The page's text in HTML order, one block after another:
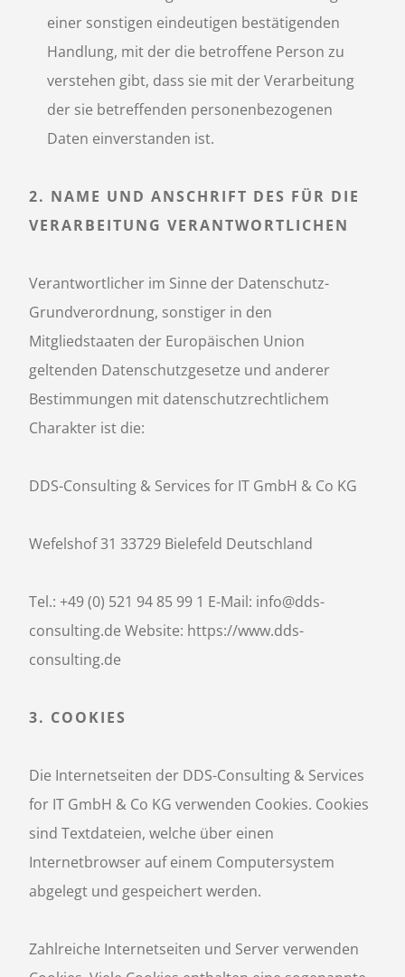
einer sonstigen eindeutigen bestätigenden
Handlung, mit der die betroffene Person zu
verstehen gibt, dass sie mit der Verarbeitung
der sie betreffenden personenbezogenen
Daten einverstanden ist.
2. NAME UND ANSCHRIFT DES FÜR DIE
VERARBEITUNG VERANTWORTLICHEN
Verantwortlicher im Sinne der Datenschutz-
Grundverordnung, sonstiger in den
Mitgliedstaaten der Europäischen Union
geltenden Datenschutzgesetze und anderer
Bestimmungen mit datenschutzrechtlichem
Charakter ist die:
DDS-Consulting & Services for IT GmbH & Co KG
Wefelshof 31 33729 Bielefeld Deutschland
Tel.: +49 (0) 521 94 85 99 1 E-Mail: info@dds-
consulting.de Website: https://www.dds-
consulting.de
3. COOKIES
Die Internetseiten der DDS-Consulting & Services
for IT GmbH & Co KG verwenden Cookies. Cookies
sind Textdateien, welche über einen
Internetbrowser auf einem Computersystem
abgelegt und gespeichert werden.
Zahlreiche Internetseiten und Server verwenden